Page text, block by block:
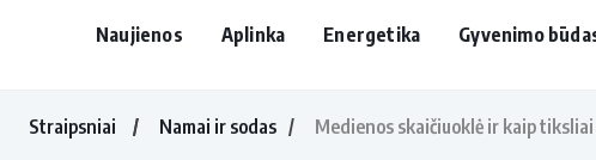
Naujienos Aplinka Energetika Gyvenimo
Straipsniai Namai ir sodas Medienos skaičiuoklė ir kaip